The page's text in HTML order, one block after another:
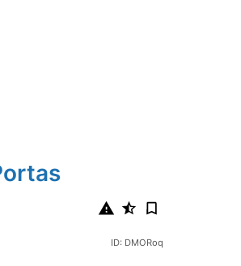
ID: DMORoq